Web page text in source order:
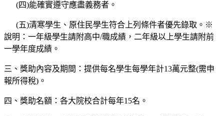
(四)能確實遵守應盡義務者。
(五)清寒學生、原住民學生符合上列條件者優先錄取。※
說明：一年級學生請附高中/職成績，二年級以上學生請附前
一學年度成績。
三、獎助內容及期間：提供每名學生每學年計13萬元整(需申
報所得稅)。
四、獎助名額：各大院校合計每年15名。